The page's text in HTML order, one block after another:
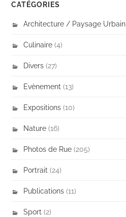
CATÉGORIES
Architecture / Paysage Urbain
Culinaire (4)
Divers (27)
Evènement (13)
Expositions (10)
Nature (16)
Photos de Rue (205)
Portrait (24)
Publications (11)
Sport (2)